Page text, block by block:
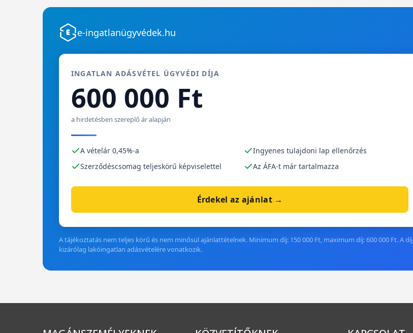
e-ingatlanügyvédek.hu
INGATLAN ADÁSVÉTEL ÜGYVÉDI DÍJA
600 000 Ft
a hirdetésben szereplő ár alapján
A vételár 0,45%-a
Szerződéscsomag teljeskörű képviselettel
Ingyenes tulajdoni lap ellenőrzés
Az ÁFA-t már tartalmazza
Érdekel az ajánlat →
A tájékoztatás nem teljes körű és nem minősül ajánlattételnek. Minimum díj: 150 000 Ft, maximum díj: 600 000 Ft. A díj
kizárólag lakóingatlan adásvételére vonatkozik.